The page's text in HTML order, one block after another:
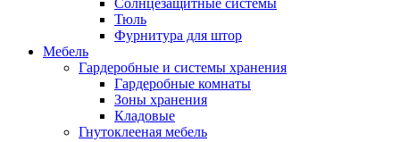
Солнцезащитные системы
Тюль
Фурнитура для штор
Мебель
Гардеробные и системы хранения
Гардеробные комнаты
Зоны хранения
Кладовые
Гнутоклееная мебель